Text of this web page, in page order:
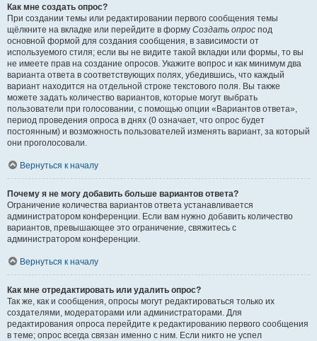
Как мне создать опрос?
При создании темы или редактировании первого сообщения темы
щёлкните на вкладке или перейдите в форму Создать опрос под
основной формой для создания сообщения, в зависимости от
используемого стиля; если вы не видите такой вкладки или формы, то вы
не имеете прав на создание опросов. Укажите вопрос и как минимум два
варианта ответа в соответствующих полях, убедившись, что каждый
вариант находится на отдельной строке текстового поля. Вы также
можете задать количество вариантов, которые могут выбрать
пользователи при голосовании, с помощью опции «Вариантов ответа»,
период проведения опроса в днях (0 означает, что опрос будет
постоянным) и возможность пользователей изменять вариант, за который
они проголосовали.
Вернуться к началу
Почему я не могу добавить больше вариантов ответа?
Ограничение количества вариантов ответа устанавливается
администратором конференции. Если вам нужно добавить количество
вариантов, превышающее это ограничение, свяжитесь с
администратором конференции.
Вернуться к началу
Как мне отредактировать или удалить опрос?
Так же, как и сообщения, опросы могут редактироваться только их
создателями, модераторами или администраторами. Для
редактирования опроса перейдите к редактированию первого сообщения
в теме; опрос всегда связан именно с ним. Если никто не успел